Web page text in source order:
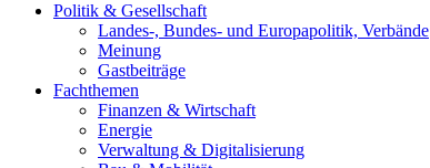
Politik & Gesellschaft
Landes-, Bundes- und Europapolitik, Verbände
Meinung
Gastbeiträge
Fachthemen
Finanzen & Wirtschaft
Energie
Verwaltung & Digitalisierung